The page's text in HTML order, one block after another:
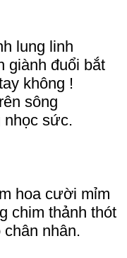
lung linh
giành đuổi bắt
không !
sông
nhọc sức.
hoa cười mỉm
chim thảnh thót
nhân.